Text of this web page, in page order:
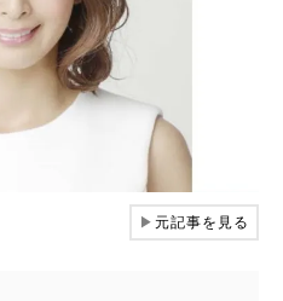
▶元記事を見る